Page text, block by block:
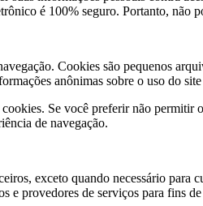
é 100% seguro. Portanto, não
Cookies são pequenos
anônimas sobre o uso do site
Se você preferir não
de navegação.
exceto quando necessário
e provedores de serviços para fins